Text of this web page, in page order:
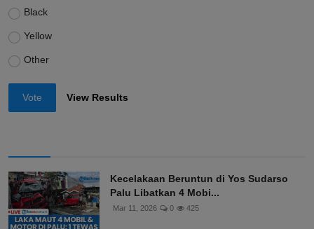
Black
Yellow
Other
Vote View Results
Kecelakaan Beruntun di Yos Sudarso
Palu Libatkan 4 Mobi...
Mar 11, 2026 0 425